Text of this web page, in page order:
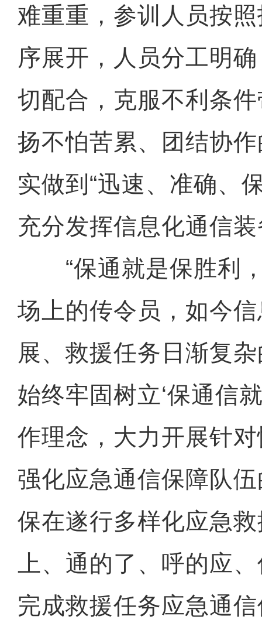
难重重，参训人员按
序展开，人员分工明
切配合，克服不利条
扬不怕苦累、团结协
实做到“迅速、准确、
充分发挥信息化通信
“保通就是保胜利，
场上的传令员，如今
展、救援任务日渐复
始终牢固树立‘保通信
作理念，大力开展针
强化应急通信保障队
保在遂行多样化应急
上、通的了、呼的应
完成救援任务应急通